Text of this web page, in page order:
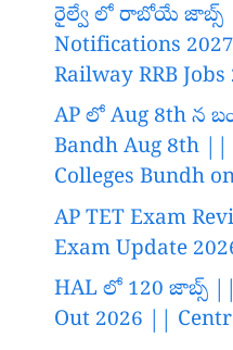
రైల్వే లో రాబోయే జాబ్స్
Notifications
Railway RRB Jobs
AP లో Aug 8th న
Bandh Aug 8th ||
Colleges Bundh
AP TET Exam
Exam Update
HAL లో 120 జాబ్స్
Out 2026 ||